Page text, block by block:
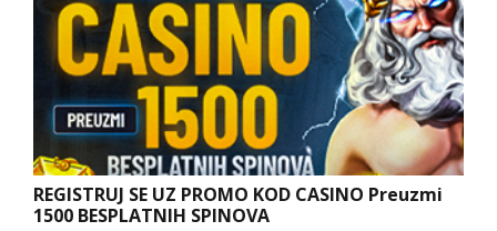
REGISTRUJ SE UZ PROMO KOD CASINO Preuzmi
1500 BESPLATNIH SPINOVA